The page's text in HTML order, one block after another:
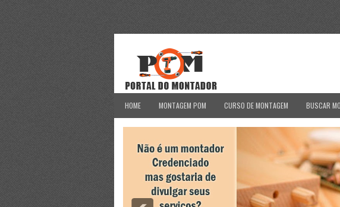
HOME MONTAGEM POM CURSO DE MONTAGEM BUSCAR